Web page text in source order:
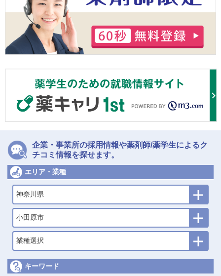
企業・事業所の採用情報や薬剤師/薬学生によるク
チコミ情報を探せます。
エリア・業種
神奈川県
小田原市
業種選択
キーワード